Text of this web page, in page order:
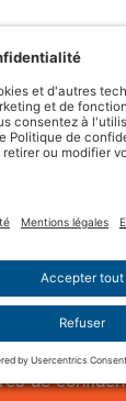
de
209
de témoins
Plan du
chaînes